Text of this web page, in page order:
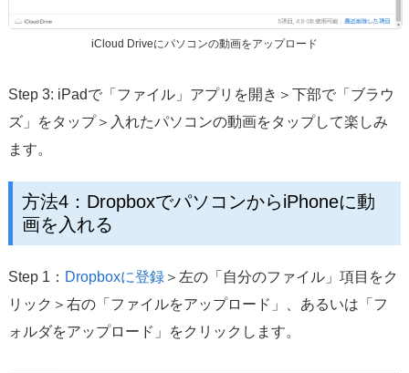
iCloud Driveにパソコンの動画をアップロード
Step 3: iPadで「ファイル」アプリを開き＞下部で「ブラウ
ズ」をタップ＞入れたパソコンの動画をタップして楽しみ
ます。
方法4：DropboxでパソコンからiPhoneに動
画を入れる
Step 1： Dropboxに登録＞左の「自分のファイル」項目をク
リック＞右の「ファイルをアップロード」、あるいは「フ
ォルダをアップロード」をクリックします。